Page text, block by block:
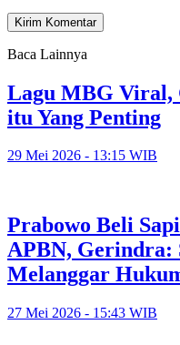
Baca Lainnya
Lagu MBG Viral,
itu Yang Penting
29 Mei 2026 - 13:15 WIB
Prabowo Beli
APBN, Gerindra:
Melanggar
27 Mei 2026 - 15:43 WIB